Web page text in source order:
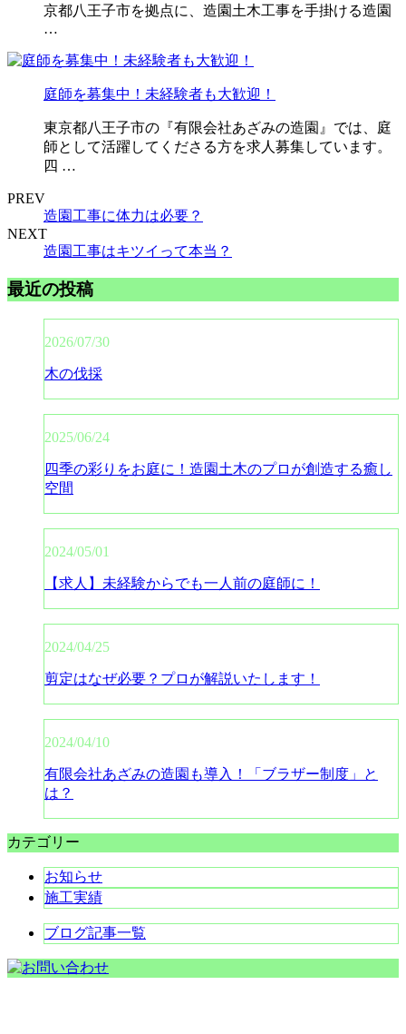
京都八王子市を拠点に、造園土木工事を手掛ける造園
…
庭師を募集中！未経験者も大歓迎！
東京都八王子市の『有限会社あざみの造園』では、庭
師として活躍してくださる方を求人募集しています。
四 …
PREV
造園工事に体力は必要？
NEXT
造園工事はキツイって本当？
最近の投稿
2026/07/30
木の伐採
2025/06/24
四季の彩りをお庭に！造園土木のプロが創造する癒し
空間
2024/05/01
【求人】未経験からでも一人前の庭師に！
2024/04/25
剪定はなぜ必要？プロが解説いたします！
2024/04/10
有限会社あざみの造園も導入！「ブラザー制度」と
は？
カテゴリー
お知らせ
施工実績
ブログ記事一覧